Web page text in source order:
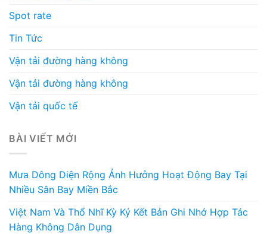
Spot rate
Tin Tức
Vận tải đường hàng không
Vận tải đường hàng không
Vận tải quốc tế
BÀI VIẾT MỚI
Mưa Dông Diện Rộng Ảnh Hưởng Hoạt Động Bay Tại
Nhiều Sân Bay Miền Bắc
Việt Nam Và Thổ Nhĩ Kỳ Ký Kết Bản Ghi Nhớ Hợp Tác
Hàng Không Dân Dụng